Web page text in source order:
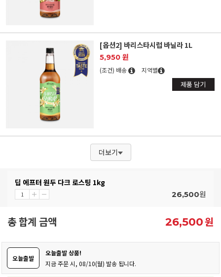
[옵션2] 바리스타시럽 바닐라 1L
5,950 원
(조건) 배송 지역별
제품 담기
더보기
딥 에프터 원두 다크 로스팅 1kg
26,500원
총 합계 금액 26,500원
오늘출발
오늘출발 상품!
지금 주문 시, 08/10(월) 발송 됩니다.